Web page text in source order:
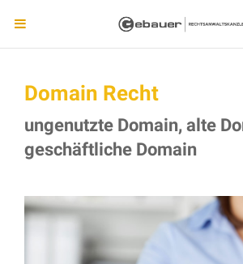
Domain Recht
ungenutzte Domain, alte
geschäftliche Domain